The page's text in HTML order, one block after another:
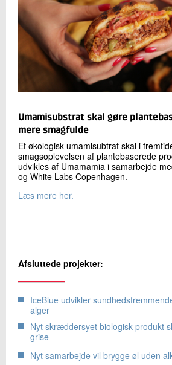
Umamisubstrat skal gøre
mere smagfulde
Et økologisk umamisubtrat skal i
smagsoplevelsen af plantebaserede
udvikles af Umamamia i samarbejde
og White Labs Copenhagen.
Læs mere her.
Afsluttede projekter:
IceBlue udvikler
alger
Nyt skræddersyet biologisk produkt
grise
Nyt samarbejde vil brygge øl uden